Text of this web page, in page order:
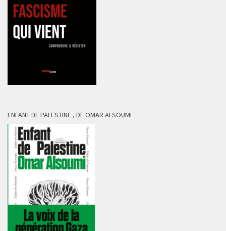
ENFANT DE PALESTINE , DE OMAR ALSOUMI